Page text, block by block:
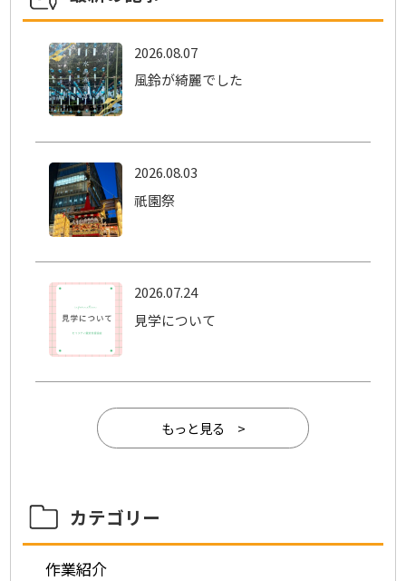
2026.08.07
風鈴が綺麗でした
2026.08.03
祇園祭
2026.07.24
見学について
もっと見る >
カテゴリー
作業紹介